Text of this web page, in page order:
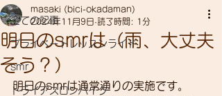
全ての記事
プライベートレッスンライド
smr
トライアスロンバイク
明日のsmrは（雨、大丈夫
そう？）
masaki (bici-okadaman)
2024年11月9日 読了時間: 1分
明日のsmrは通常通りの実施です。